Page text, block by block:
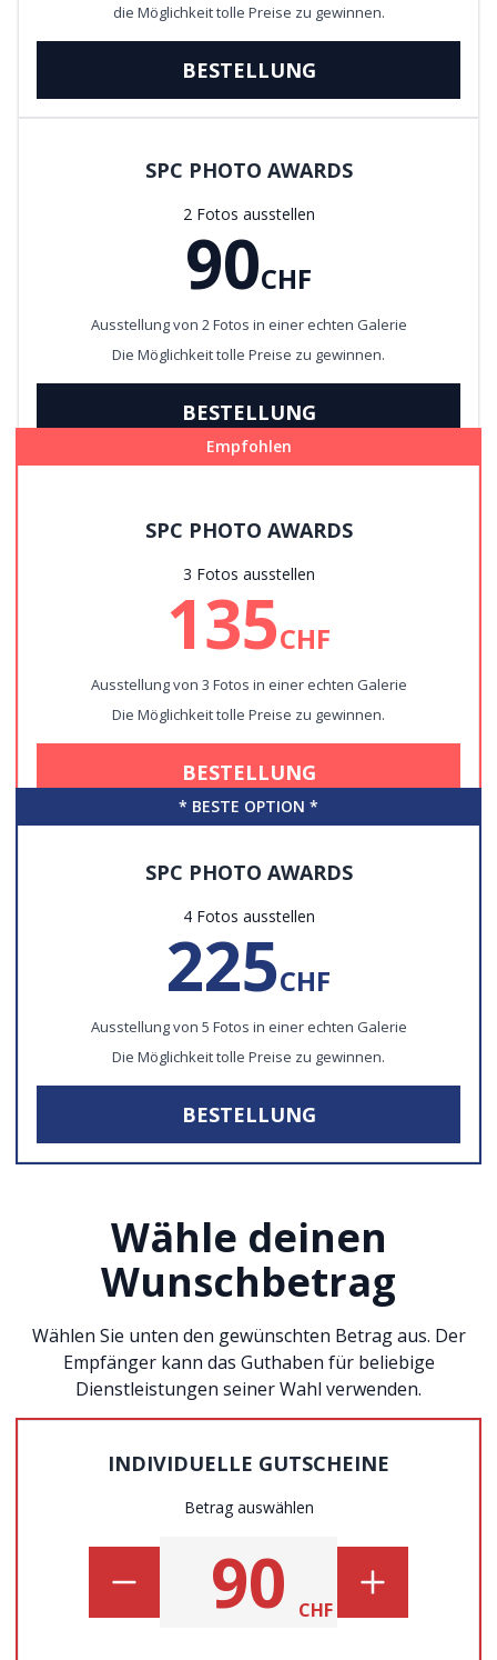
die Möglichkeit tolle Preise zu gewinnen.
BESTELLUNG
SPC PHOTO AWARDS
2 Fotos ausstellen
90CHF
Ausstellung von 2 Fotos in einer echten Galerie
Die Möglichkeit tolle Preise zu gewinnen.
BESTELLUNG
Empfohlen
SPC PHOTO AWARDS
3 Fotos ausstellen
135CHF
Ausstellung von 3 Fotos in einer echten Galerie
Die Möglichkeit tolle Preise zu gewinnen.
BESTELLUNG
* BESTE OPTION *
SPC PHOTO AWARDS
4 Fotos ausstellen
225CHF
Ausstellung von 5 Fotos in einer echten Galerie
Die Möglichkeit tolle Preise zu gewinnen.
BESTELLUNG
Wähle deinen
Wunschbetrag
Wählen Sie unten den gewünschten Betrag aus. Der
Empfänger kann das Guthaben für beliebige
Dienstleistungen seiner Wahl verwenden.
INDIVIDUELLE GUTSCHEINE
Betrag auswählen
CHF